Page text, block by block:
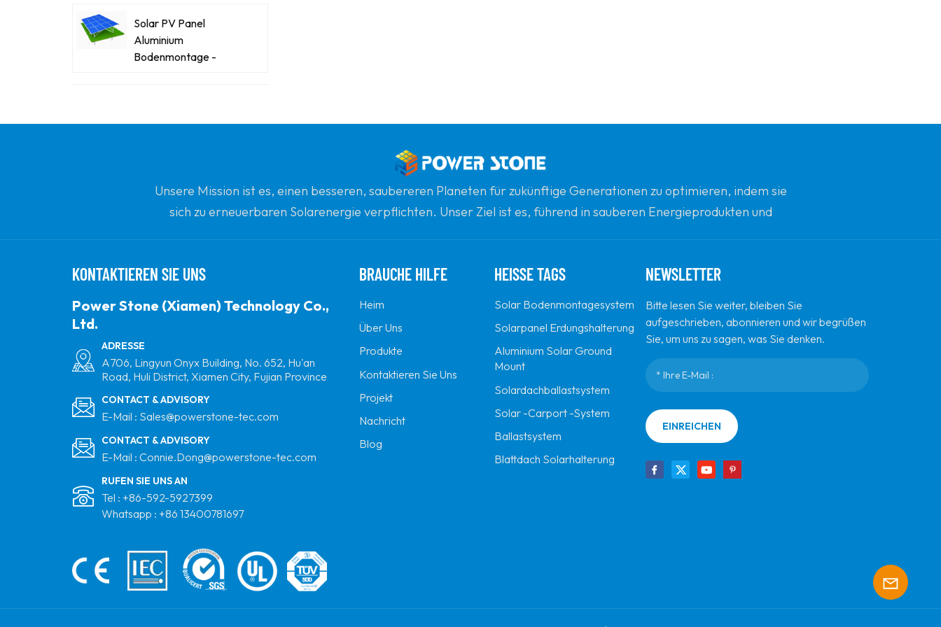
Solar PV Panel
Aluminium
Bodenmontage -
Flachdachdreiecke
Montagehalterung
Ballasted Flat Dach
Matrix Solar
Montagesystem
Metalldach Montage
Aluminium Solar Mini -
Schiene
Aluminiummatrix
Stativ Solar
Montagesystem
Metalldach Railless
Montage Solar Short
Rail Montagestruktur
Vertikale PV -Farmen
Montageklasse
Unsere Mission ist es, einen besseren, saubereren Planeten für zukünftige Generationen zu optimieren, indem sie
sich zu erneuerbaren Solarenergie verpflichten. Unser Ziel ist es, führend in sauberen Energieprodukten und
KONTAKTIEREN SIE UNS
Power Stone (Xiamen) Technology Co.,
Ltd.
ADRESSE
A706, Lingyun Onyx Building, No. 652, Hu'an
Road, Huli District, Xiamen City, Fujian Province
CONTACT & ADVISORY
E-Mail : Sales@powerstone-tec.com
CONTACT & ADVISORY
E-Mail : Connie.Dong@powerstone-tec.com
RUFEN SIE UNS AN
Tel : +86-592-5927399
Whatsapp : +86 13400781697
BRAUCHE HILFE
Heim
Über Uns
Produkte
Kontaktieren Sie Uns
Projekt
Nachricht
Blog
HEISSE TAGS
Solar Bodenmontagesystem
Solarpanel Erdungshalterung
Aluminium Solar Ground
Mount
Solardachballastsystem
Solar -Carport -System
Ballastsystem
Blattdach Solarhalterung
NEWSLETTER
Bitte lesen Sie weiter, bleiben Sie
aufgeschrieben, abonnieren und wir begrüßen
Sie, um uns zu sagen, was Sie denken.
EINREICHEN